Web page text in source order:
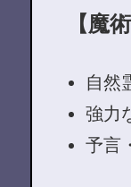
【魔
自然
強力
予言